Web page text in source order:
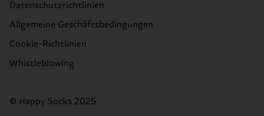
Datenschutzrichtlinien
Allgemeine Geschäftsbedingungen
Cookie-Richtlinien
Whistleblowing
© Happy Socks 2025